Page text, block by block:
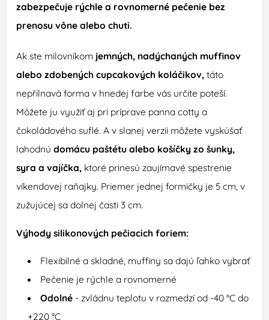
zabezpečuje rýchle a rovnomerné pečenie bez
prenosu vône alebo chuti.
Ak ste milovníkom jemných, nadýchaných muffinov
alebo zdobených cupcakových koláčikov,táto
nepřilnavá forma v hnedej farbe vás určite poteší.
Môžete ju využiť aj pri príprave panna cotty a
čokoládového suflé. A v slanej verzii môžete vyskúšať
lahodnú domácu paštétu alebo košíčky zo šunky,
syra a vajíčka,ktoré prinesú zaujímavé spestrenie
víkendovej raňajky. Priemer jednej formičky je 5 cm, v
zužujúcej sa dolnej časti 3 cm.
Výhody silikonových pečiacich foriem:
Flexibilné a skladné, muffiny sa dajú ľahko vybrať
Pečenie je rýchle a rovnomerné
Odolné - zvládnu teplotu v rozmedzí od -40 °C do
+220 °C